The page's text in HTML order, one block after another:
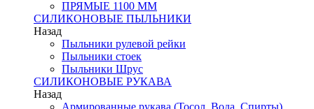
ПРЯМЫЕ 1100 ММ
СИЛИКОНОВЫЕ ПЫЛЬНИКИ
Назад
Пыльники рулевой рейки
Пыльники стоек
Пыльники Шрус
СИЛИКОНОВЫЕ РУКАВА
Назад
Армированные рукава (Тосол, Вода, Спирты)